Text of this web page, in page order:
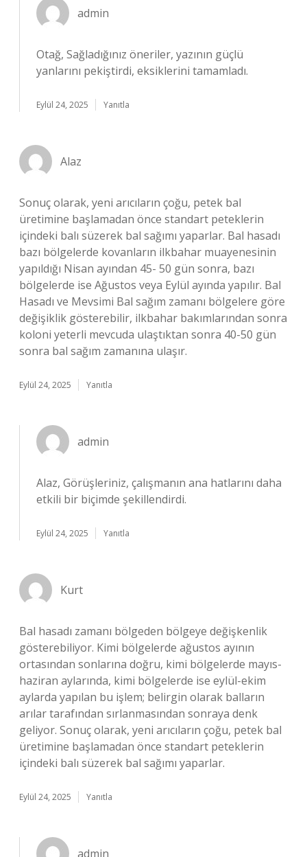
admin
Otağ, Sağladığınız öneriler, yazının güçlü
yanlarını pekiştirdi, eksiklerini tamamladı.
Eylül 24, 2025 Yanıtla
Alaz
Sonuç olarak, yeni arıcıların çoğu, petek bal
üretimine başlamadan önce standart peteklerin
içindeki balı süzerek bal sağımı yaparlar. Bal hasadı
bazı bölgelerde kovanların ilkbahar muayenesinin
yapıldığı Nisan ayından 45- 50 gün sonra, bazı
bölgelerde ise Ağustos veya Eylül ayında yapılır. Bal
Hasadı ve Mevsimi Bal sağım zamanı bölgelere göre
değişiklik gösterebilir, ilkbahar bakımlarından sonra
koloni yeterli mevcuda ulaştıktan sonra 40-50 gün
sonra bal sağım zamanına ulaşır.
Eylül 24, 2025 Yanıtla
admin
Alaz, Görüşleriniz, çalışmanın ana hatlarını daha
etkili bir biçimde şekillendirdi.
Eylül 24, 2025 Yanıtla
Kurt
Bal hasadı zamanı bölgeden bölgeye değişkenlik
gösterebiliyor. Kimi bölgelerde ağustos ayının
ortasından sonlarına doğru, kimi bölgelerde mayıs-
haziran aylarında, kimi bölgelerde ise eylül-ekim
aylarda yapılan bu işlem; belirgin olarak balların
arılar tarafından sırlanmasından sonraya denk
geliyor. Sonuç olarak, yeni arıcıların çoğu, petek bal
üretimine başlamadan önce standart peteklerin
içindeki balı süzerek bal sağımı yaparlar.
Eylül 24, 2025 Yanıtla
admin